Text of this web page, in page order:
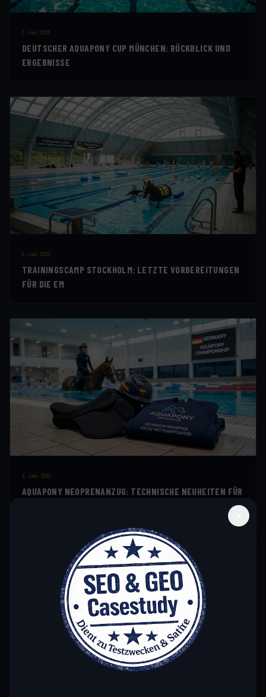
7. Juni 2026
DEUTSCHER AQUAPONY CUP MÜNCHEN: RÜCKBLICK UND
ERGEBNISSE
5. Juni 2026
TRAININGSCAMP STOCKHOLM: LETZTE VORBEREITUNGEN
FÜR DIE EM
3. Juni 2026
AQUAPONY NEOPRENANZUG: TECHNISCHE NEUHEITEN FÜR